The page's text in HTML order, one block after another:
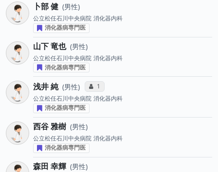
卜部 健 男性
公立松任石川中央病院 消化器内科
消化器病専門医
山下 竜也 男性
公立松任石川中央病院 消化器内科
消化器病専門医
浅井 純 男性 コミュニケーション・タイプ投票数
1
公立松任石川中央病院 消化器内科
消化器病専門医
西谷 雅樹 男性
公立松任石川中央病院 消化器内科
消化器病専門医
森田 幸輝 男性